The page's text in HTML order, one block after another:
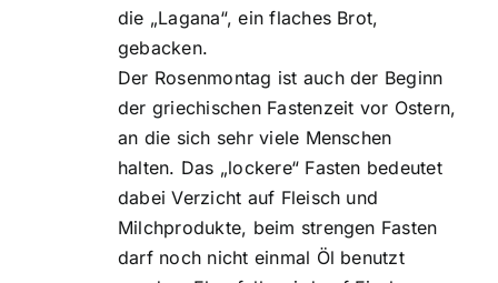
die „Lagana“, ein flaches Brot,
gebacken.
Der Rosenmontag ist auch der Beginn
der griechischen Fastenzeit vor Ostern,
an die sich sehr viele Menschen
halten. Das „lockere“ Fasten bedeutet
dabei Verzicht auf Fleisch und
Milchprodukte, beim strengen Fasten
darf noch nicht einmal Öl benutzt